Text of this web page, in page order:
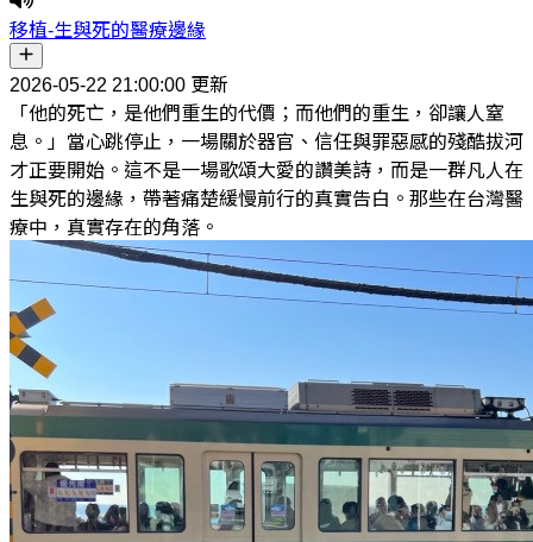
移植-生與死的醫療邊緣
2026-05-22 21:00:00 更新
「他的死亡，是他們重生的代價；而他們的重生，卻讓人窒
息。」當心跳停止，一場關於器官、信任與罪惡感的殘酷拔河
才正要開始。這不是一場歌頌大愛的讚美詩，而是一群凡人在
生與死的邊緣，帶著痛楚緩慢前行的真實告白。那些在台灣醫
療中，真實存在的角落。